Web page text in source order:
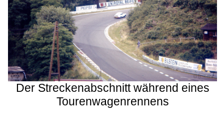
Der Streckenabschnitt während eines
Tourenwagenrennens